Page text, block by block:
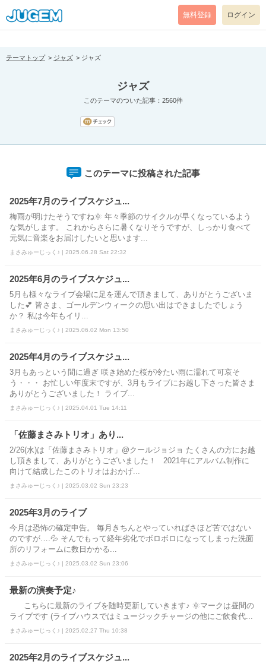
[pear_error: message="Success" code=0 mode=return level=notice
prefix="" info=""]
無料登録 ログイン
テーマトップ ジャズ ジャズ
ジャズ
このテーマのついた記事：2560件
このテーマに投稿された記事
2025年7月のライブスケジュ...
梅雨が明けたそうですね🌞 年々季節のサイクルが早くなっているよう
な気がします。 これからさらに暑くなりそうですが、しっかり食べて
元気に音楽をお届けしたいと思います...
まさみゅーじっく♪ | 2025.06.28 Sat 22:32
2025年6月のライブスケジュ...
5月も様々なライブ会場に足を運んで頂きまして、ありがとうございま
した💕 皆さま、ゴールデンウィークの思い出はできましたでしょう
か？ 私は今年もイリ...
まさみゅーじっく♪ | 2025.06.02 Mon 13:50
2025年4月のライブスケジュ...
3月もあっという間に過ぎ 咲き始めた桜が冷たい雨に濡れて可哀そ
う・・・ お忙しい年度末ですが、3月もライブにお越し下さった皆さま
ありがとうございました！ ライブ...
まさみゅーじっく♪ | 2025.04.01 Tue 14:11
「佐藤まさみトリオ」あり...
2/26(水)は「佐藤まさみトリオ」@クールジョジョ たくさんの方にお越
し頂きまして、ありがとうございました！ 2021年にアルバム制作に
向けて結成したこのトリオはおかげ...
まさみゅーじっく♪ | 2025.03.02 Sun 23:23
2025年3月のライブ
今月は恐怖の確定申告。 毎月きちんとやっていればさほど苦ではない
のですが….💦 そんでもって経年劣化でボロボロになってしまった洗面
所のリフォームに数日かかる...
まさみゅーじっく♪ | 2025.03.02 Sun 23:06
最新の演奏予定♪
こちらに最新のライブを随時更新していきます♪ 🌞マークは昼間の
ライブです (ライブハウスではミュージックチャージの他にご飲食代...
まさみゅーじっく♪ | 2025.02.27 Thu 10:38
2025年2月のライブスケジュ...